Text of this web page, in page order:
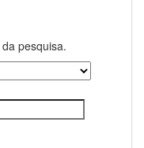
pesquisa.